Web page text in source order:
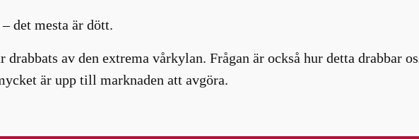
det mesta är dött.
av den extrema vårkylan. Frågan är också hur detta drabbar
är upp till marknaden att avgöra.